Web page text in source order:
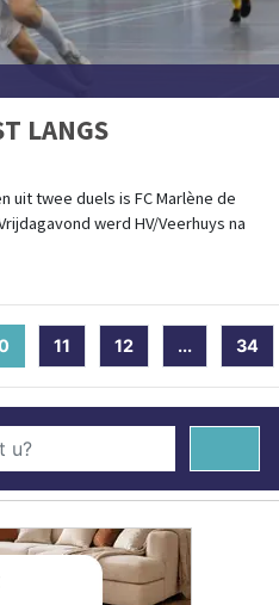
LANGS
uit twee duels is FC Marlène de
werd HV/Veerhuys na
(current)
11 12 ... 34